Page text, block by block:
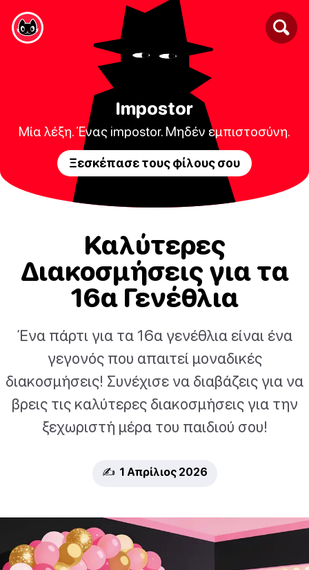
Impostor
Μία λέξη. Ένας impostor. Μηδέν εμπιστοσύνη.
Ξεσκέπασε τους φίλους σου
Καλύτερες
Διακοσμήσεις για τα
16α Γενέθλια
Ένα πάρτι για τα 16α γενέθλια είναι ένα
γεγονός που απαιτεί μοναδικές
διακοσμήσεις! Συνέχισε να διαβάζεις για να
βρεις τις καλύτερες διακοσμήσεις για την
ξεχωριστή μέρα του παιδιού σου!
✍️ 1 Απρίλιος 2026